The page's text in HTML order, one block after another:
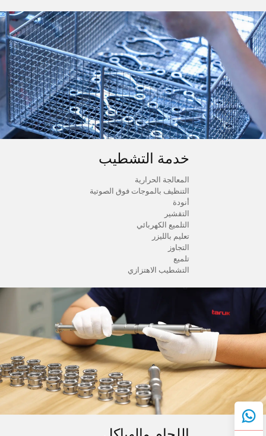
خدمة التشطيب
المعالجة الحرارية
التنظيف بالموجات فوق الصوتية
أنودة
التقشير
التلميع الكهربائي
تعليم بالليزر
التجاوز
تلميع
التشطيب الاهتزازي